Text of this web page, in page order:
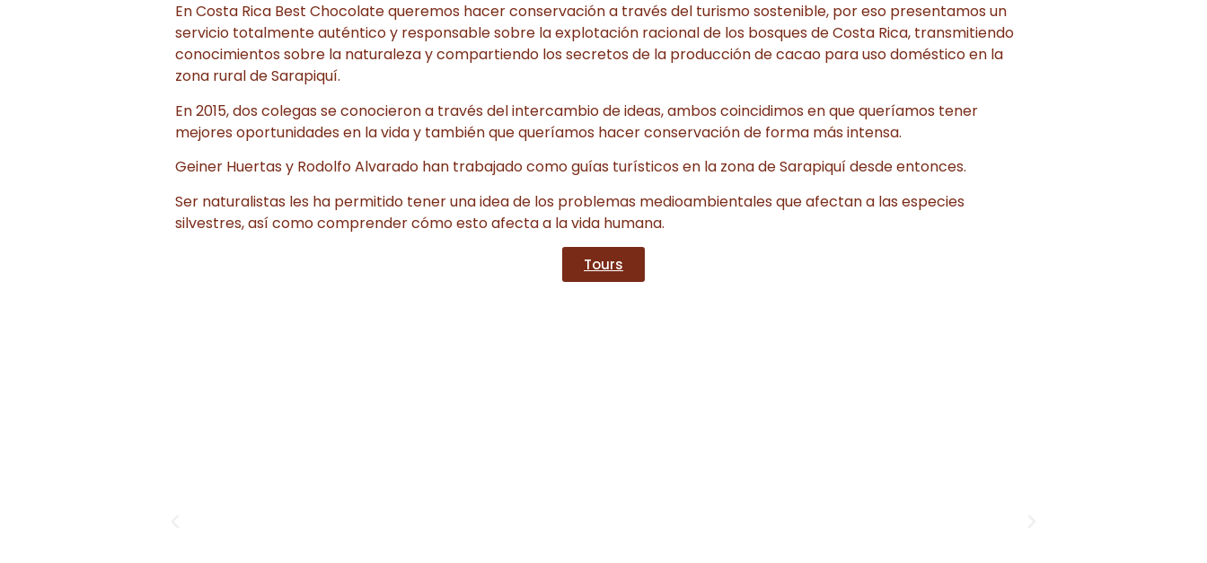
En Costa Rica Best Chocolate queremos hacer conservación a través del turismo sostenible, por eso presentamos un
servicio totalmente auténtico y responsable sobre la explotación racional de los bosques de Costa Rica, transmitiendo
conocimientos sobre la naturaleza y compartiendo los secretos de la producción de cacao para uso doméstico en la
zona rural de Sarapiquí.
En 2015, dos colegas se conocieron a través del intercambio de ideas, ambos coincidimos en que queríamos tener
mejores oportunidades en la vida y también que queríamos hacer conservación de forma más intensa.
Geiner Huertas y Rodolfo Alvarado han trabajado como guías turísticos en la zona de Sarapiquí desde entonces.
Ser naturalistas les ha permitido tener una idea de los problemas medioambientales que afectan a las especies
silvestres, así como comprender cómo esto afecta a la vida humana.
Tours